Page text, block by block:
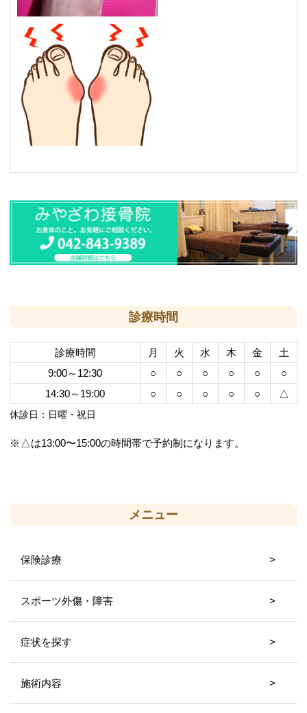
診療時間
診療時間 月 火 水 木 金
土
9:00～12:30
○ ○ ○ ○ ○
○
14:30～19:00
○ ○ ○ ○ ○ △
休診日：日曜・祝日
△は13:00〜15:00の時間帯で予約制になります。
メニュー
保険診療
スポーツ外傷・障害
症状を探す
施術内容